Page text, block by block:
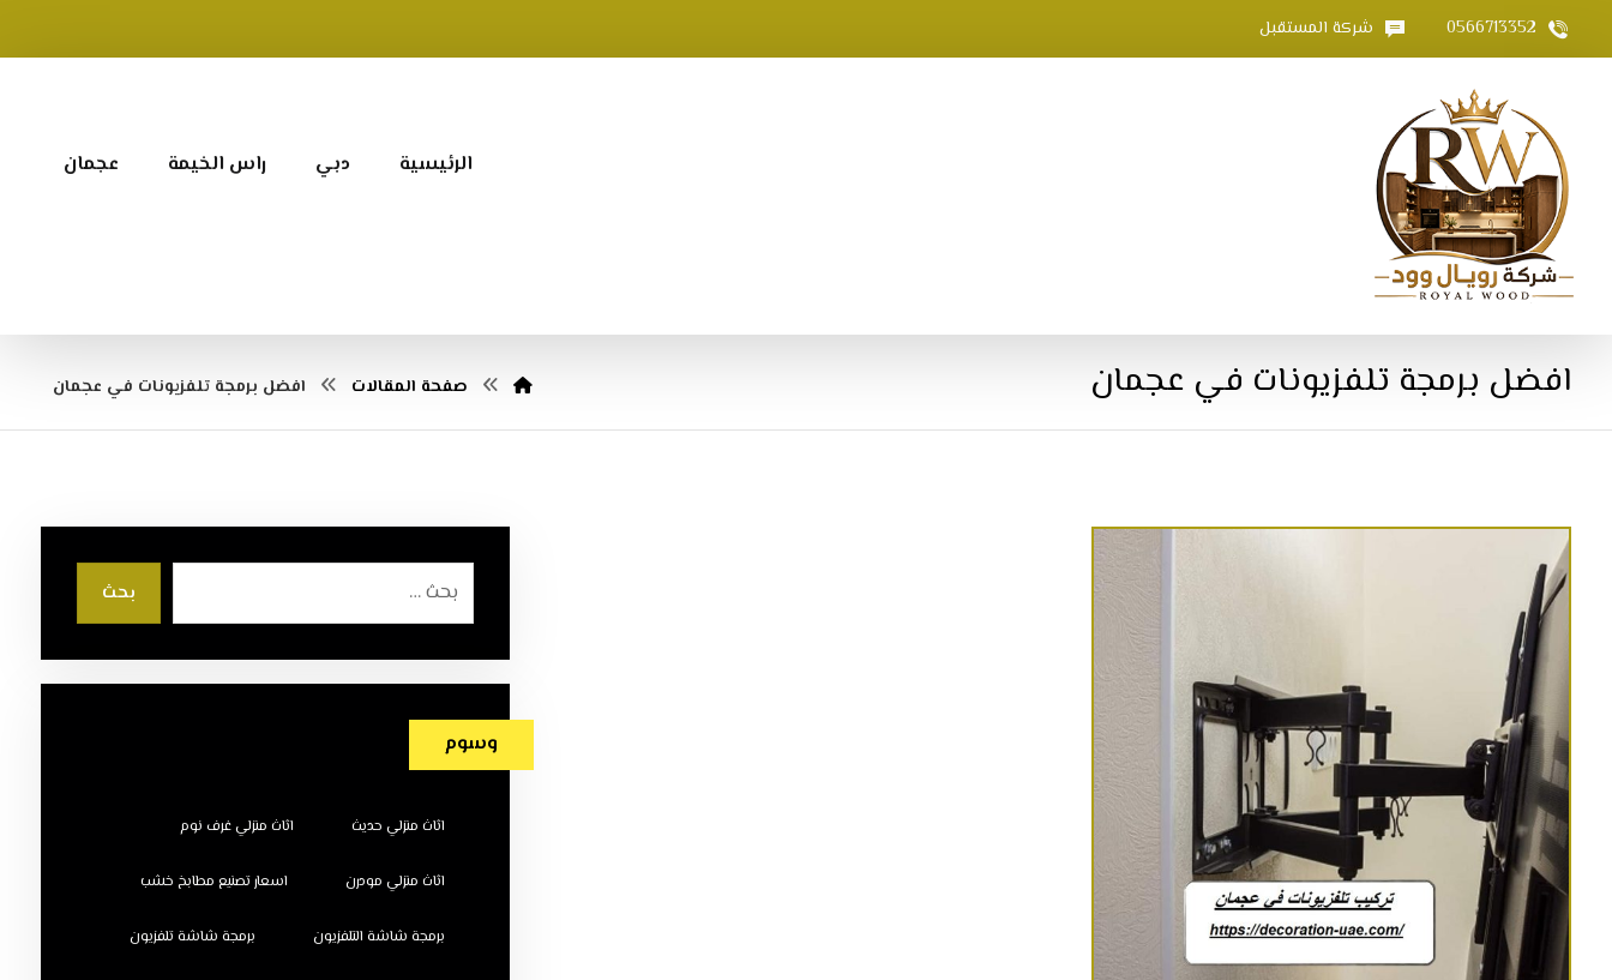
0566713352 شركة المستقبل
الرئيسية دبي راس الخيمة عجمان
افضل برمجة تلفزيونات في عجمان صفحة المقالات افضل برمجة تلفزيونات في عجمان
بحث
وسوم
اثاث منزلي حديث اثاث منزلي غرف نوم
اثاث منزلي مودرن اسعار تصنيع مطابخ خشب
برمجة شاشة التلفزيون برمجة شاشة تلفزيون